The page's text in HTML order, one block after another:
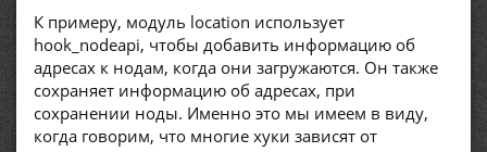
К примеру, модуль location использует
hook_nodeapi, чтобы добавить информацию об
адресах к нодам, когда они загружаются. Он также
сохраняет информацию об адресах, при
сохранении ноды. Именно это мы имеем в виду,
когда говорим, что многие хуки зависят от